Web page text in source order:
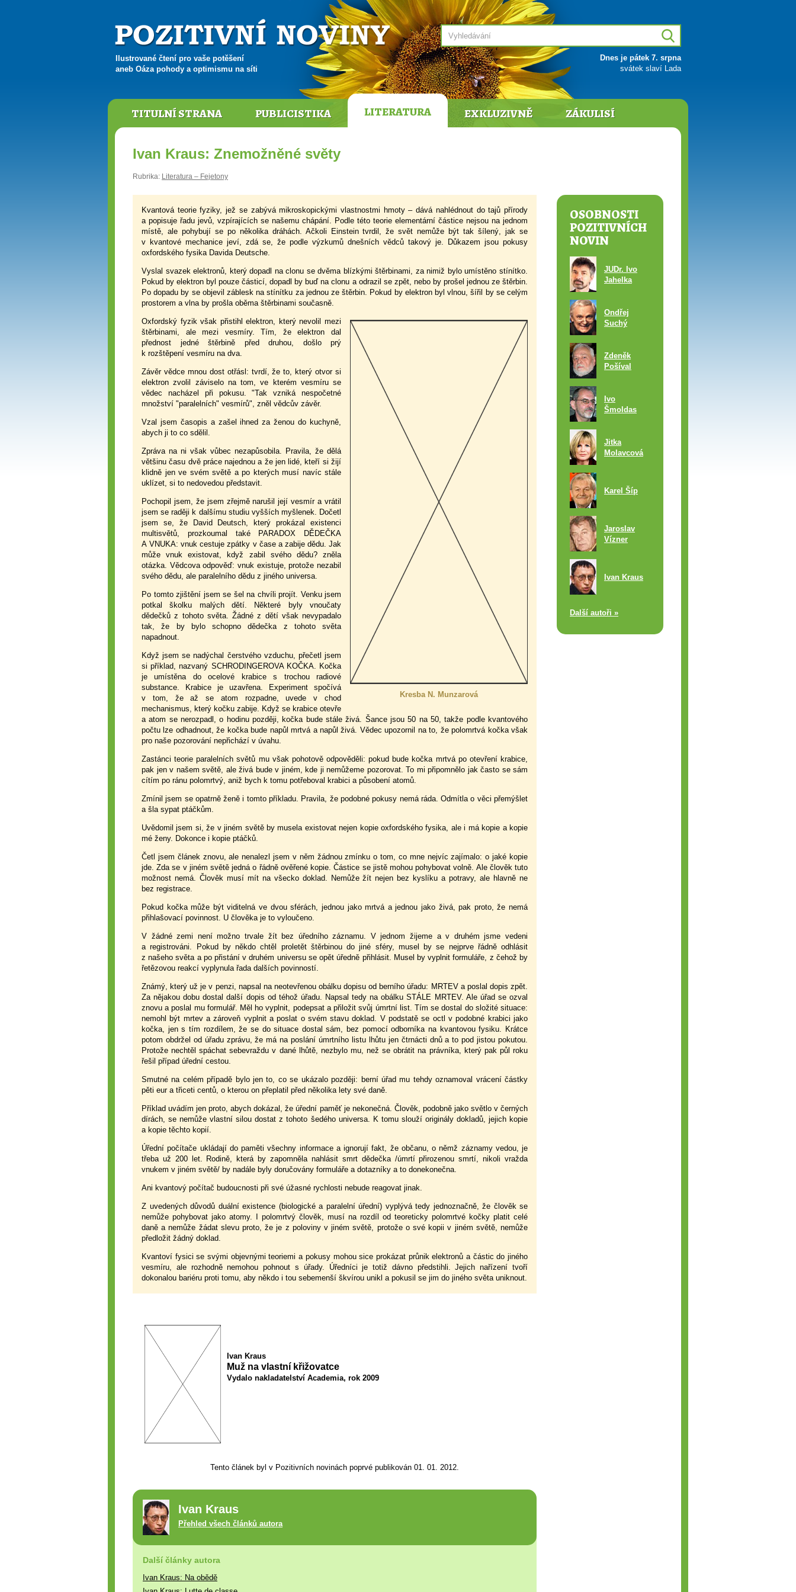
Ilustrované čtení pro vaše potěšení
aneb Oáza pohody a optimismu na síti
Dnes je pátek 7. srpna
svátek slaví Lada
TITULNÍ STRANA PUBLICISTIKA LITERATURA EXKLUZIVNĚ ZÁKULISÍ
Ivan Kraus: Znemožněné světy
Rubrika: Literatura – Fejetony
Kvantová teorie fyziky, jež se zabývá mikroskopickými vlastnostmi hmoty – dává nahlédnout do tajů přírody
a popisuje řadu jevů, vzpírajících se našemu chápání. Podle této teorie elementární částice nejsou na jednom
místě, ale pohybují se po několika dráhách. Ačkoli Einstein tvrdil, že svět nemůže být tak šílený, jak se
v kvantové mechanice jeví, zdá se, že podle výzkumů dnešních vědců takový je. Důkazem jsou pokusy
oxfordského fysika Davida Deutsche.
Vyslal svazek elektronů, který dopadl na clonu se dvěma blízkými štěrbinami, za nimiž bylo umístěno stínítko.
Pokud by elektron byl pouze částicí, dopadl by buď na clonu a odrazil se zpět, nebo by prošel jednou ze štěrbin.
Po dopadu by se objevil záblesk na stínítku za jednou ze štěrbin. Pokud by elektron byl vlnou, šířil by se celým
prostorem a vlna by prošla oběma štěrbinami současně.
Kresba N. Munzarová
Oxfordský fyzik však přistihl elektron, který nevolil mezi
štěrbinami, ale mezi vesmíry. Tím, že elektron dal
přednost jedné štěrbině před druhou, došlo prý
k rozštěpení vesmíru na dva.
Závěr vědce mnou dost otřásl: tvrdí, že to, který otvor si
elektron zvolil záviselo na tom, ve kterém vesmíru se
vědec nacházel při pokusu. "Tak vzniká nespočetné
množství "paralelních" vesmírů", zněl vědcův závěr.
Vzal jsem časopis a zašel ihned za ženou do kuchyně,
abych ji to co sdělil.
Zpráva na ni však vůbec nezapůsobila. Pravila, že dělá
většinu času dvě práce najednou a že jen lidé, kteří si žijí
klidně jen ve svém světě a po kterých musí navíc stále
uklízet, si to nedovedou představit.
Pochopil jsem, že jsem zřejmě narušil její vesmír a vrátil
jsem se raději k dalšímu studiu vyšších myšlenek. Dočetl
jsem se, že David Deutsch, který prokázal existenci
multisvětů, prozkoumal také PARADOX DĚDEČKA
A VNUKA: vnuk cestuje zpátky v čase a zabije dědu. Jak
může vnuk existovat, když zabil svého dědu? zněla
otázka. Vědcova odpověď: vnuk existuje, protože nezabil
svého dědu, ale paralelního dědu z jiného universa.
Po tomto zjištění jsem se šel na chvíli projít. Venku jsem
potkal školku malých dětí. Některé byly vnoučaty
dědečků z tohoto světa. Žádné z dětí však nevypadalo
tak, že by bylo schopno dědečka z tohoto světa
napadnout.
Když jsem se nadýchal čerstvého vzduchu, přečetl jsem
si příklad, nazvaný SCHRODINGEROVA KOČKA. Kočka
je umístěna do ocelové krabice s trochou radiové
substance. Krabice je uzavřena. Experiment spočívá
v tom, že až se atom rozpadne, uvede v chod
mechanismus, který kočku zabije. Když se krabice otevře
a atom se nerozpadl, o hodinu později, kočka bude stále živá. Šance jsou 50 na 50, takže podle kvantového
počtu lze odhadnout, že kočka bude napůl mrtvá a napůl živá. Vědec upozornil na to, že polomrtvá kočka však
pro naše pozorování nepřichází v úvahu.
Zastánci teorie paralelních světů mu však pohotově odpověděli: pokud bude kočka mrtvá po otevření krabice,
pak jen v našem světě, ale živá bude v jiném, kde ji nemůžeme pozorovat. To mi připomnělo jak často se sám
cítím po ránu polomrtvý, aniž bych k tomu potřeboval krabici a působení atomů.
Zmínil jsem se opatrně ženě i tomto příkladu. Pravila, že podobné pokusy nemá ráda. Odmítla o věci přemýšlet
a šla sypat ptáčkům.
Uvědomil jsem si, že v jiném světě by musela existovat nejen kopie oxfordského fysika, ale i má kopie a kopie
mé ženy. Dokonce i kopie ptáčků.
Četl jsem článek znovu, ale nenalezl jsem v něm žádnou zmínku o tom, co mne nejvíc zajímalo: o jaké kopie
jde. Zda se v jiném světě jedná o řádně ověřené kopie. Částice se jistě mohou pohybovat volně. Ale člověk tuto
možnost nemá. Člověk musí mít na všecko doklad. Nemůže žít nejen bez kyslíku a potravy, ale hlavně ne
bez registrace.
Pokud kočka může být viditelná ve dvou sférách, jednou jako mrtvá a jednou jako živá, pak proto, že nemá
přihlašovací povinnost. U člověka je to vyloučeno.
V žádné zemi není možno trvale žít bez úředního záznamu. V jednom žijeme a v druhém jsme vedeni
a registrováni. Pokud by někdo chtěl proletět štěrbinou do jiné sféry, musel by se nejprve řádně odhlásit
z našeho světa a po přistání v druhém universu se opět úředně přihlásit. Musel by vyplnit formuláře, z čehož by
řetězovou reakcí vyplynula řada dalších povinností.
Známý, který už je v penzi, napsal na neotevřenou obálku dopisu od berního úřadu: MRTEV a poslal dopis zpět.
Za nějakou dobu dostal další dopis od téhož úřadu. Napsal tedy na obálku STÁLE MRTEV. Ale úřad se ozval
znovu a poslal mu formulář. Měl ho vyplnit, podepsat a přiložit svůj úmrtní list. Tím se dostal do složité situace:
nemohl být mrtev a zároveň vyplnit a poslat o svém stavu doklad. V podstatě se octl v podobné krabici jako
kočka, jen s tím rozdílem, že se do situace dostal sám, bez pomocí odborníka na kvantovou fysiku. Krátce
potom obdržel od úřadu zprávu, že má na poslání úmrtního listu lhůtu jen čtrnácti dnů a to pod jistou pokutou.
Protože nechtěl spáchat sebevraždu v dané lhůtě, nezbylo mu, než se obrátit na právníka, který pak půl roku
řešil případ úřední cestou.
Smutné na celém případě bylo jen to, co se ukázalo později: berní úřad mu tehdy oznamoval vrácení částky
pěti eur a třiceti centů, o kterou on přeplatil před několika lety své daně.
Příklad uvádím jen proto, abych dokázal, že úřední paměť je nekonečná. Člověk, podobně jako světlo v černých
dírách, se nemůže vlastní silou dostat z tohoto šedého universa. K tomu slouží originály dokladů, jejich kopie
a kopie těchto kopií.
Úřední počítače ukládají do paměti všechny informace a ignorují fakt, že občanu, o němž záznamy vedou, je
třeba už 200 let. Rodině, která by zapomněla nahlásit smrt dědečka /úmrtí přirozenou smrtí, nikoli vražda
vnukem v jiném světě/ by nadále byly doručovány formuláře a dotazníky a to donekonečna.
Ani kvantový počítač budoucnosti při své úžasné rychlosti nebude reagovat jinak.
Z uvedených důvodů duální existence (biologické a paralelní úřední) vyplývá tedy jednoznačně, že člověk se
nemůže pohybovat jako atomy. I polomrtvý člověk, musí na rozdíl od teoreticky polomrtvé kočky platit celé
daně a nemůže žádat slevu proto, že je z poloviny v jiném světě, protože o své kopii v jiném světě, nemůže
předložit žádný doklad.
Kvantoví fysici se svými objevnými teoriemi a pokusy mohou sice prokázat průnik elektronů a částic do jiného
vesmíru, ale rozhodně nemohou pohnout s úřady. Úředníci je totiž dávno předstihli. Jejich nařízení tvoří
dokonalou bariéru proti tomu, aby někdo i tou sebemenší škvírou unikl a pokusil se jim do jiného světa uniknout.
Ivan Kraus
Muž na vlastní křižovatce
Vydalo nakladatelství Academia, rok 2009
Tento článek byl v Pozitivních novinách poprvé publikován 01. 01. 2012.
Ivan Kraus
Přehled všech článků autora
Další články autora
Ivan Kraus: Na obědě
OSOBNOSTI
POZITIVNÍCH
NOVIN
JUDr. Ivo
Jahelka
Ondřej
Suchý
Zdeněk
Pošíval
Ivo
Šmoldas
Jitka
Molavcová
Karel Šíp
Jaroslav
Vízner
Ivan Kraus
Další autoři »